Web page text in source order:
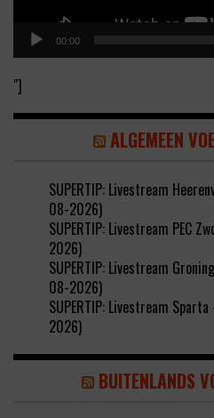
00:00
"]
ALGEMEEN
SUPERTIP: Livestream
08-2026)
SUPERTIP: Livestream PEC
2026)
SUPERTIP: Livestream
08-2026)
SUPERTIP: Livestream
2026)
BUITENLANDS